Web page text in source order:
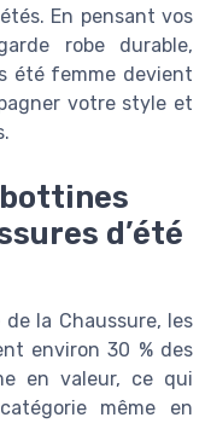
En pensant vos
robe durable,
été femme devient
votre style et
d’été
la Chaussure, les
environ 30 % des
en valeur, ce qui
même en